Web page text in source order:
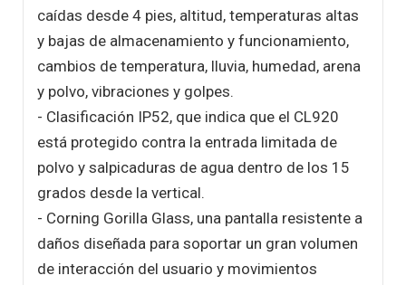
caídas desde 4 pies, altitud, temperaturas altas
y bajas de almacenamiento y funcionamiento,
cambios de temperatura, lluvia, humedad, arena
y polvo, vibraciones y golpes.
- Clasificación IP52, que indica que el CL920
está protegido contra la entrada limitada de
polvo y salpicaduras de agua dentro de los 15
grados desde la vertical.
- Corning Gorilla Glass, una pantalla resistente a
daños diseñada para soportar un gran volumen
de interacción del usuario y movimientos